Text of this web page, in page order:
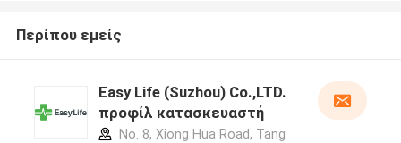
Περίπου εμείς
Easy Life (Suzhou) Co.,LTD.
προφίλ κατασκευαστή
No. 8, Xiong Hua Road, Tang